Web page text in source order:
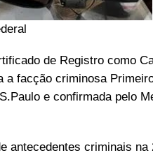
de Registro como
facção criminosa
e confirmada pelo
antecedentes criminais na